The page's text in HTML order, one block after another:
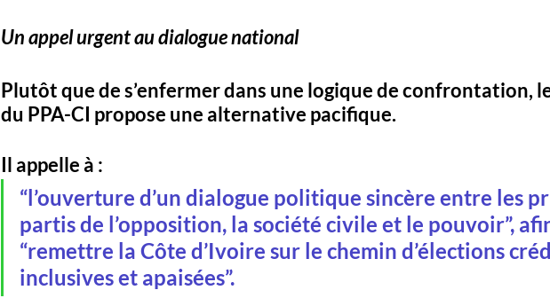
Un appel urgent au dialogue national
Plutôt que de s’enfermer dans une logique de confrontation,
du PPA-CI propose une alternative pacifique.
Il appelle à :
“l’ouverture d’un dialogue politique sincère entre les
partis de l’opposition, la société civile et le pouvoir”,
“remettre la Côte d’Ivoire sur le chemin d’élections
inclusives et apaisées”.